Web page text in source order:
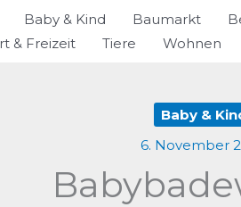
Baby & Kind Baumarkt
& Freizeit Tiere Wohnen
Baby &
6. November